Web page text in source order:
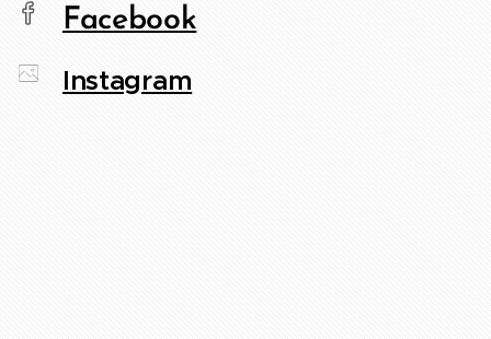
Facebook
Instagram